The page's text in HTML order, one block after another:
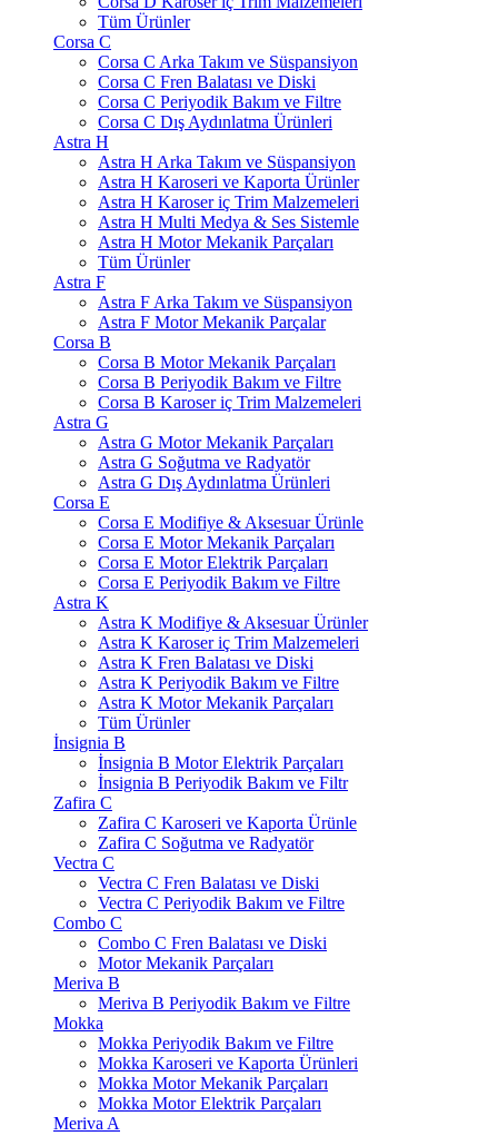
Tüm Ürünler
Corsa C
Corsa C Arka Takım ve Süspansiyon
Corsa C Fren Balatası ve Diski
Corsa C Periyodik Bakım ve Filtre
Corsa C Dış Aydınlatma Ürünleri
Astra H
Astra H Arka Takım ve Süspansiyon
Astra H Karoseri ve Kaporta Ürünler
Astra H Karoser iç Trim Malzemeleri
Astra H Multi Medya & Ses Sistemle
Astra H Motor Mekanik Parçaları
Tüm Ürünler
Astra F
Astra F Arka Takım ve Süspansiyon
Astra F Motor Mekanik Parçalar
Corsa B
Corsa B Motor Mekanik Parçaları
Corsa B Periyodik Bakım ve Filtre
Corsa B Karoser iç Trim Malzemeleri
Astra G
Astra G Motor Mekanik Parçaları
Astra G Soğutma ve Radyatör
Astra G Dış Aydınlatma Ürünleri
Corsa E
Corsa E Modifiye & Aksesuar Ürünle
Corsa E Motor Mekanik Parçaları
Corsa E Motor Elektrik Parçaları
Corsa E Periyodik Bakım ve Filtre
Astra K
Astra K Modifiye & Aksesuar Ürünler
Astra K Karoser iç Trim Malzemeleri
Astra K Fren Balatası ve Diski
Astra K Periyodik Bakım ve Filtre
Astra K Motor Mekanik Parçaları
Tüm Ürünler
İnsignia B
İnsignia B Motor Elektrik Parçaları
İnsignia B Periyodik Bakım ve Filtr
Zafira C
Zafira C Karoseri ve Kaporta Ürünle
Zafira C Soğutma ve Radyatör
Vectra C
Vectra C Fren Balatası ve Diski
Vectra C Periyodik Bakım ve Filtre
Combo C
Combo C Fren Balatası ve Diski
Motor Mekanik Parçaları
Meriva B
Meriva B Periyodik Bakım ve Filtre
Mokka
Mokka Periyodik Bakım ve Filtre
Mokka Karoseri ve Kaporta Ürünleri
Mokka Motor Mekanik Parçaları
Mokka Motor Elektrik Parçaları
Meriva A